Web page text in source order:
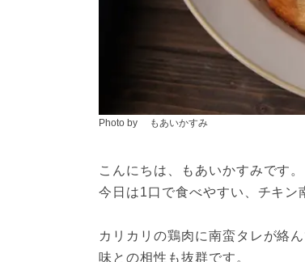
Photo by もあいかすみ
こんにちは、もあいかすみです。
今日は1口で食べやすい、チキン
カリカリの鶏肉に南蛮タレが絡
味との相性も抜群です。